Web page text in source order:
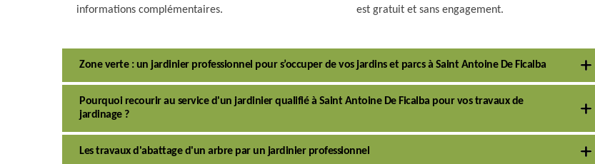
informations complémentaires.
est gratuit et sans engagement.
Zone verte : un jardinier professionnel pour s’occuper de vos jardins et parcs à Saint Antoine De Ficalba
Pourquoi recourir au service d'un jardinier qualifié à Saint Antoine De Ficalba pour vos travaux de
jardinage ?
Les travaux d'abattage d'un arbre par un jardinier professionnel